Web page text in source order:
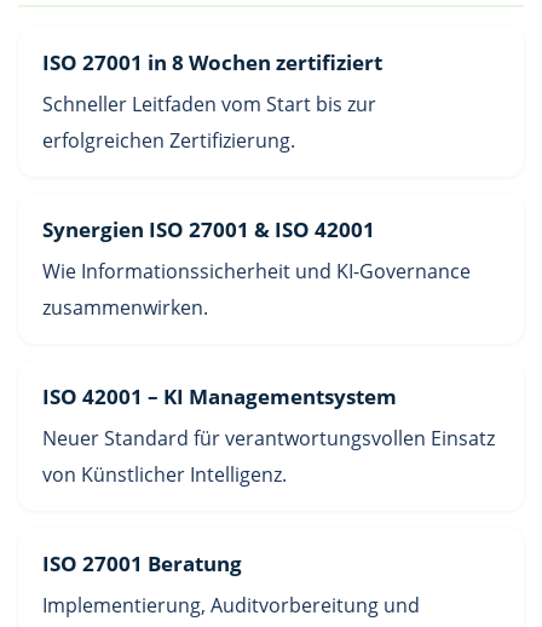
ISO 27001 in 8 Wochen zertifiziert
Schneller Leitfaden vom Start bis zur
erfolgreichen Zertifizierung.
Synergien ISO 27001 & ISO 42001
Wie Informationssicherheit und KI-Governance
zusammenwirken.
ISO 42001 – KI Managementsystem
Neuer Standard für verantwortungsvollen Einsatz
von Künstlicher Intelligenz.
ISO 27001 Beratung
Implementierung, Auditvorbereitung und